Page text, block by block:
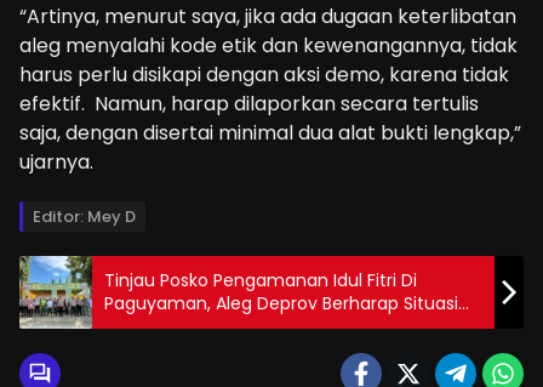
“Artinya, menurut saya, jika ada dugaan keterlibatan
aleg menyalahi kode etik dan kewenangannya, tidak
harus perlu disikapi dengan aksi demo, karena tidak
efektif. Namun, harap dilaporkan secara tertulis
saja, dengan disertai minimal dua alat bukti lengkap,”
ujarnya.
Editor: Mey D
Tinjau Posko Pengamanan Idul Fitri Di
Paguyaman, Aleg Deprov Berharap Situasi
Terus Kondusif